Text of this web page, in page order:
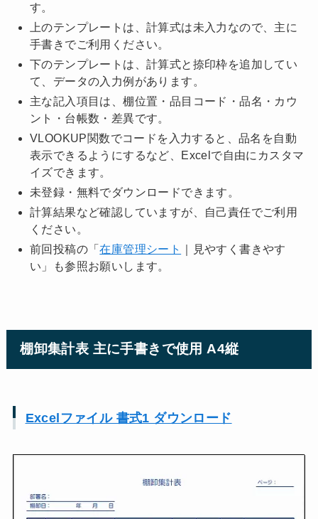
す。
上のテンプレートは、計算式は未入力なので、主に
手書きでご利用ください。
下のテンプレートは、計算式と捺印枠を追加してい
て、データの入力例があります。
主な記入項目は、棚位置・品目コード・品名・カウ
ント・台帳数・差異です。
VLOOKUP関数でコードを入力すると、品名を自動
表示できるようにするなど、Excelで自由にカスタマ
イズできます。
未登録・無料でダウンロードできます。
計算結果など確認していますが、自己責任でご利用
ください。
前回投稿の「在庫管理シート
｜見やすく書きやす
い」も参照お願いします。
棚卸集計表 主に手書きで使用 A4縦
Excelファイル 書式1 ダウンロード